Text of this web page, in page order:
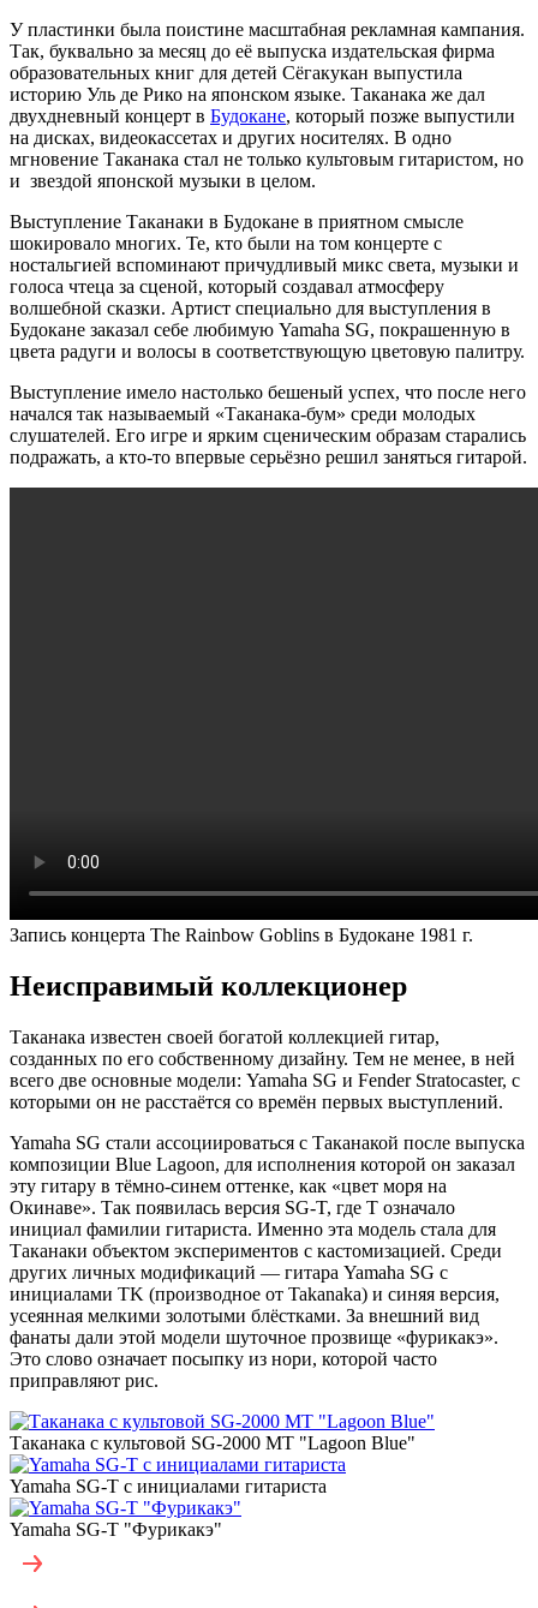
У пластинки была поистине масштабная рекламная кампания.
Так, буквально за месяц до её выпуска издательская фирма
образовательных книг для детей Сёгакукан выпустила
историю Уль де Рико на японском языке. Таканака же дал
двухдневный концерт в Будокане, который позже выпустили
на дисках, видеокассетах и других носителях. В одно
мгновение Таканака стал не только культовым гитаристом, но
и звездой японской музыки в целом.
Выступление Таканаки в Будокане в приятном смысле
шокировало многих. Те, кто были на том концерте с
ностальгией вспоминают причудливый микс света, музыки и
голоса чтеца за сценой, который создавал атмосферу
волшебной сказки. Артист специально для выступления в
Будокане заказал себе любимую Yamaha SG, покрашенную в
цвета радуги и волосы в соответствующую цветовую палитру.
Выступление имело настолько бешеный успех, что после него
начался так называемый «Таканака-бум» среди молодых
слушателей. Его игре и ярким сценическим образам старались
подражать, а кто-то впервые серьёзно решил заняться гитарой.
Запись концерта The Rainbow Goblins в Будокане 1981 г.
Неисправимый коллекционер
Таканака известен своей богатой коллекцией гитар,
созданных по его собственному дизайну. Тем не менее, в ней
всего две основные модели: Yamaha SG и Fender Stratocaster, с
которыми он не расстаётся со времён первых выступлений.
Yamaha SG стали ассоциироваться с Таканакой после выпуска
композиции Blue Lagoon, для исполнения которой он заказал
эту гитару в тёмно-синем оттенке, как «цвет моря на
Окинаве». Так появилась версия SG-T, где T означало
инициал фамилии гитариста. Именно эта модель стала для
Таканаки объектом экспериментов с кастомизацией. Среди
других личных модификаций — гитара Yamaha SG с
инициалами TK (производное от Takanaka) и синяя версия,
усеянная мелкими золотыми блёстками. За внешний вид
фанаты дали этой модели шуточное прозвище «фурикакэ».
Это слово означает посыпку из нори, которой часто
приправляют рис.
Таканака с культовой SG-2000 MT "Lagoon Blue"
Yamaha SG-T с инициалами гитариста
Yamaha SG-T "Фурикакэ"